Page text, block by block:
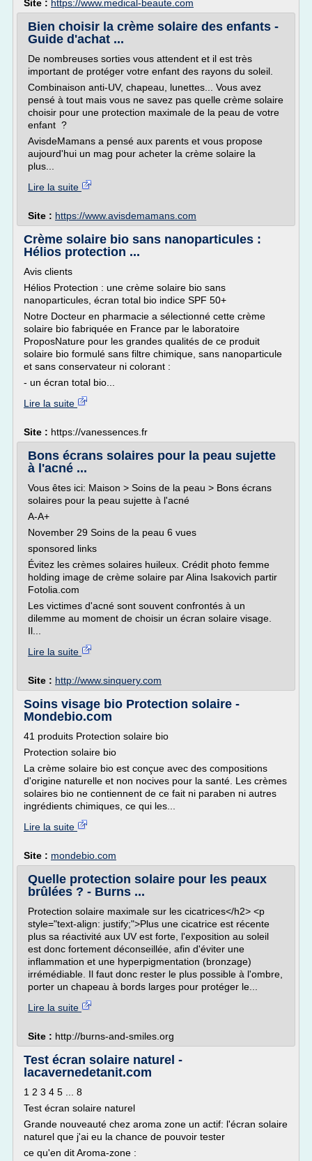
Site : https://www.medical-beaute.com
Bien choisir la crème solaire des enfants -
Guide d'achat ...
De nombreuses sorties vous attendent et il est très
important de protéger votre enfant des rayons du soleil.
Combinaison anti-UV, chapeau, lunettes... Vous avez
pensé à tout mais vous ne savez pas quelle crème solaire
choisir pour une protection maximale de la peau de votre
enfant ?
AvisdeMamans a pensé aux parents et vous propose
aujourd'hui un mag pour acheter la crème solaire la
plus...
Lire la suite
Site : https://www.avisdemamans.com
Crème solaire bio sans nanoparticules :
Hélios protection ...
Avis clients
Hélios Protection : une crème solaire bio sans
nanoparticules, écran total bio indice SPF 50+
Notre Docteur en pharmacie a sélectionné cette crème
solaire bio fabriquée en France par le laboratoire
ProposNature pour les grandes qualités de ce produit
solaire bio formulé sans filtre chimique, sans nanoparticule
et sans conservateur ni colorant :
- un écran total bio...
Lire la suite
Site : https://vanessences.fr
Bons écrans solaires pour la peau sujette
à l'acné ...
Vous êtes ici: Maison > Soins de la peau > Bons écrans
solaires pour la peau sujette à l'acné
A-A+
November 29 Soins de la peau 6 vues
sponsored links
Évitez les crèmes solaires huileux. Crédit photo femme
holding image de crème solaire par Alina Isakovich partir
Fotolia.com
Les victimes d'acné sont souvent confrontés à un
dilemme au moment de choisir un écran solaire visage.
Il...
Lire la suite
Site : http://www.sinquery.com
Soins visage bio Protection solaire -
Mondebio.com
41 produits Protection solaire bio
Protection solaire bio
La crème solaire bio est conçue avec des compositions
d'origine naturelle et non nocives pour la santé. Les crèmes
solaires bio ne contiennent de ce fait ni paraben ni autres
ingrédients chimiques, ce qui les...
Lire la suite
Site : mondebio.com
Quelle protection solaire pour les peaux
brûlées ? - Burns ...
Protection solaire maximale sur les cicatrices</h2> <p
style="text-align: justify;">Plus une cicatrice est récente
plus sa réactivité aux UV est forte, l'exposition au soleil
est donc fortement déconseillée, afin d'éviter une
inflammation et une hyperpigmentation (bronzage)
irrémédiable. Il faut donc rester le plus possible à l'ombre,
porter un chapeau à bords larges pour protéger le...
Lire la suite
Site : http://burns-and-smiles.org
Test écran solaire naturel -
lacavernedetanit.com
1 2 3 4 5 ... 8
Test écran solaire naturel
Grande nouveauté chez aroma zone un actif: l'écran solaire
naturel que j'ai eu la chance de pouvoir tester
ce qu'en dit Aroma-zone :